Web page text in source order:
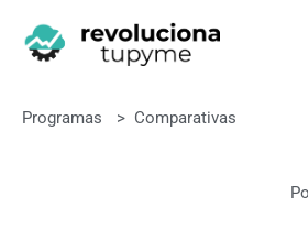
Programas > Comparativas